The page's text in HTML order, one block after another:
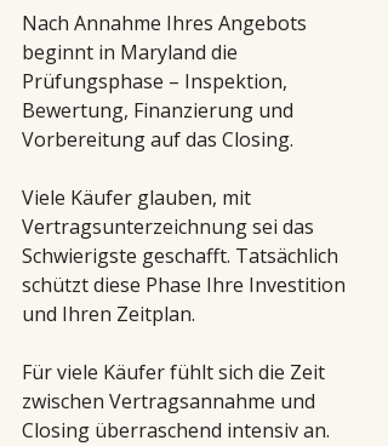
Nach Annahme Ihres Angebots
beginnt in Maryland die
Prüfungsphase – Inspektion,
Bewertung, Finanzierung und
Vorbereitung auf das Closing.
Viele Käufer glauben, mit
Vertragsunterzeichnung sei das
Schwierigste geschafft. Tatsächlich
schützt diese Phase Ihre Investition
und Ihren Zeitplan.
Für viele Käufer fühlt sich die Zeit
zwischen Vertragsannahme und
Closing überraschend intensiv an.